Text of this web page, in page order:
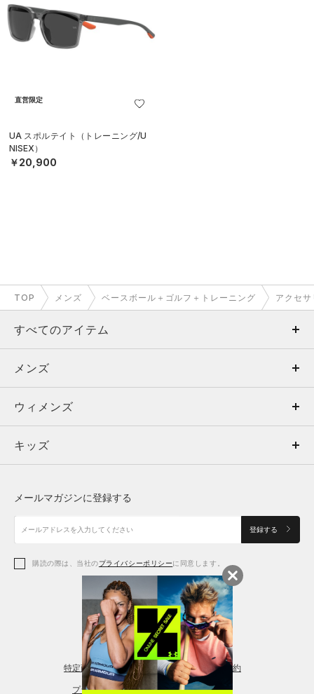
直営限定
UA スポルテイト（トレーニング/U
NISEX）
￥20,900
TOP メンズ ベースボール＋ゴルフ＋トレーニング アクセサ
すべてのアイテム
メンズ
ウィメンズ
キッズ
アクセサリー
メンズ
トップス
ボトムス
アクセサリー
ウィメンズ
トップス
シューズ
アクセサリー
レギンス＆タイツ
キッズ
シューズ
メールマガジンに登録する
登録する
購読の際は、当社のプライバシーポリシーに同意します。
特定商取引法に基づく通販の表記 会員規約
プライバシーポリシー